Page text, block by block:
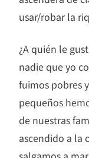
usar/robar la
¿A quién le
nadie que yo
fuimos pobres
pequeños
de nuestras
ascendido a la